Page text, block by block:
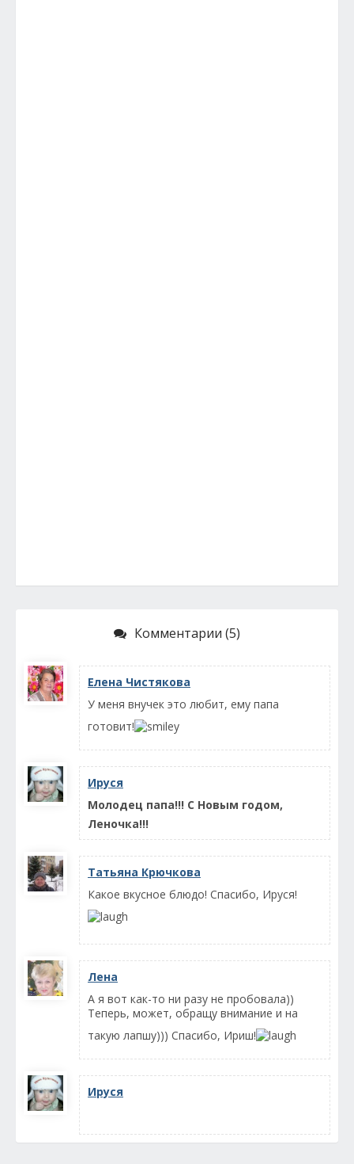
Комментарии (5)
Елена Чистякова
У меня внучек это любит, ему папа
готовит!
Ируся
Молодец папа!!! С Новым годом,
Леночка!!!
Татьяна Крючкова
Какое вкусное блюдо! Спасибо, Ируся!
Лена
А я вот как-то ни разу не пробовала))
Теперь, может, обращу внимание и на
такую лапшу))) Спасибо, Ириш!
Ируся